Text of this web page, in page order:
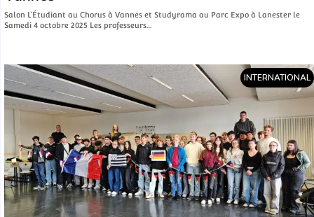
Salon L’Étudiant au Chorus à Vannes et Studyrama au Parc Expo à Lanester le
Samedi 4 octobre 2025 Les professeurs…
INTERNATIONAL